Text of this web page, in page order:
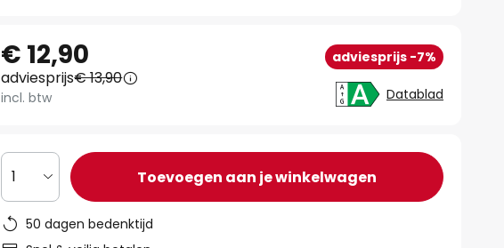
€ 12,90 adviesprijs -7%
adviesprijs€ 13,90
incl. btw Datablad
1 Toevoegen aan je winkelwagen
50 dagen bedenktijd